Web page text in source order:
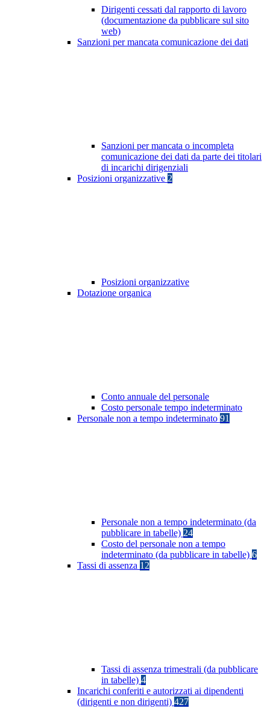
Dirigenti cessati dal rapporto di lavoro
(documentazione da pubblicare sul sito
web)
Sanzioni per mancata comunicazione dei dati
Sanzioni per mancata o incompleta
comunicazione dei dati da parte dei titolari
di incarichi dirigenziali
Posizioni organizzative 2
Posizioni organizzative
Dotazione organica
Conto annuale del personale
Costo personale tempo indeterminato
Personale non a tempo indeterminato 91
Personale non a tempo indeterminato (da
pubblicare in tabelle) 24
Costo del personale non a tempo
indeterminato (da pubblicare in tabelle) 6
Tassi di assenza 12
Tassi di assenza trimestrali (da pubblicare
in tabelle) 4
Incarichi conferiti e autorizzati ai dipendenti
(dirigenti e non dirigenti) 427